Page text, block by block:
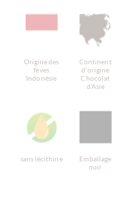
Origine des
fèves
Indonésie
Continent
d'origine
Chocolat
d'Asie
sans lécithine
Emballage
noir